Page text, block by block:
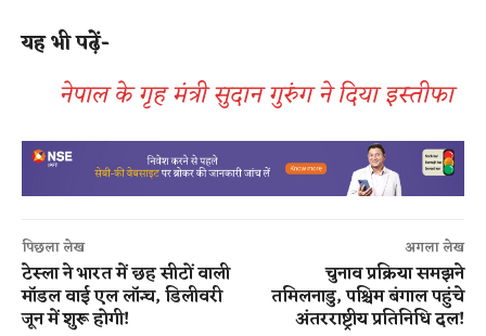
यह भी पढ़ें-
नेपाल के गृह मंत्री सुदान गुरुंग ने दिया इस्तीफा
पिछला लेख
टेस्ला ने भारत में छह सीटों वाली
मॉडल वाई एल लॉन्च, डिलीवरी
जून में शुरू होगी!
अगला लेख
चुनाव प्रक्रिया समझने
तमिलनाडु, पश्चिम बंगाल पहुंचे
अंतरराष्ट्रीय प्रतिनिधि दल!